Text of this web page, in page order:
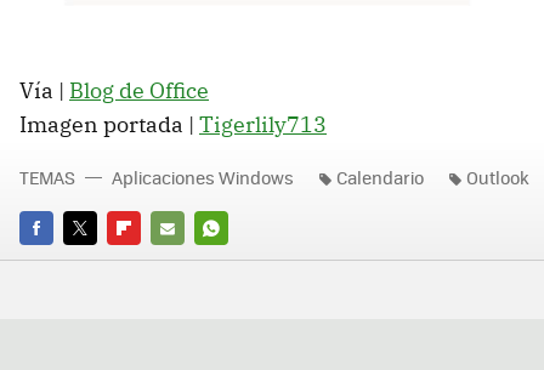
Vía | Blog de Office
Imagen portada | Tigerlily713
FACEBOOK
TWITTERFLIPBOARD
E-
WHATSAPP
TEMAS Aplicaciones Windows Calendario Outlook